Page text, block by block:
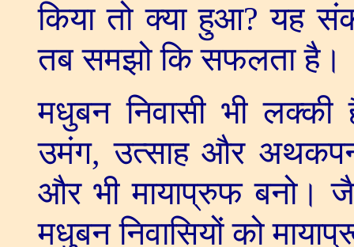
किया तो क्या हुआ?यह
तब समझो कि सफलता है।
मधुबन निवासी भी लक्की
उमंग,उत्साह और
और भी मायाप्रुफ बनो।
मधुबन निवासियों को